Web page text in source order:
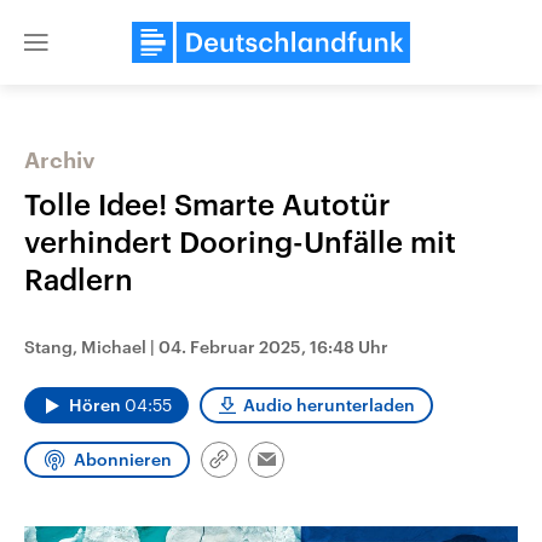
Close
Landtagswahl Sachsen-Anhalt
2026
Alle Informationen
Sachsen-Anhalt wählt am 6.
Bundesland von einer Koalition aus
USA
mit großem Einfluss auf
Archiv
Tolle Idee! Smarte Autotür
verhindert Dooring-Unfälle mit
Radlern
Stang, Michael | 04. Februar 2025, 16:48 Uhr
Hören 04:55 Audio herunterladen
Abonnieren
Link
Email